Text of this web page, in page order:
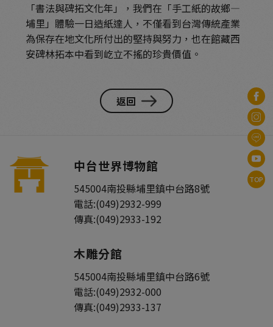
「書法與碑拓文化年」，我們在「手工紙的故鄉—
埔里」體驗一日造紙達人，不僅看到台灣傳統產業
為保存在地文化所付出的堅持與努力，也在館藏西
安碑林拓本中看到屹立不搖的珍貴價值。
返回
中台世界博物館
545004南投縣埔里鎮中台路8號
電話:(049)2932-999
傳真:(049)2933-192
木雕分館
545004南投縣埔里鎮中台路6號
電話:(049)2932-000
傳真:(049)2933-137
TOP